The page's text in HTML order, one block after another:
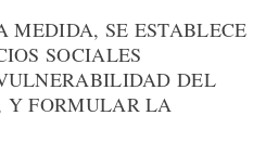
SE ESTABLECE
SOCIALES
DEL
Y FORMULAR LA